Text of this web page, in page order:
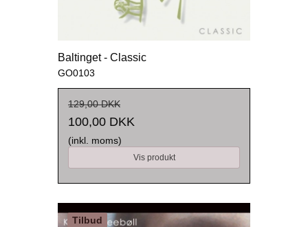
Baltinget - Classic
GO0103
129,00 DKK
100,00 DKK
(inkl. moms)
Vis produkt
Tilbud